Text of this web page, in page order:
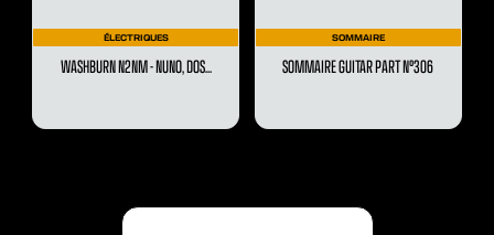
ÉLECTRIQUES
WASHBURN N2NM - NUNO, DOS...
SOMMAIRE
SOMMAIRE GUITAR PART N°306